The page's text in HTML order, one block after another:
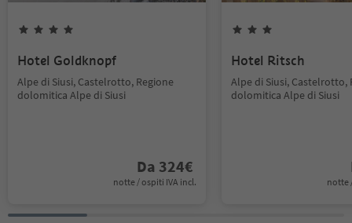
Hotel Goldknopf
Alpe di Siusi, Castelrotto, Regione
dolomitica Alpe di Siusi
Da 324€
notte / ospiti IVA incl.
Hotel Ritsch
Alpe di Siusi, Castelrotto,
dolomitica Alpe di Siusi
notte